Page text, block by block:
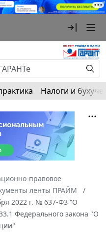
Налоги и
правовое
ленты ПРАЙМ
2022 г. № 637-ФЗ “О
Федерального закона "О